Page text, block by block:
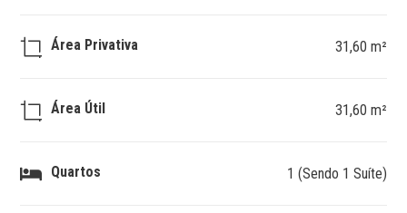
Área Privativa 31,60 m²
Área Útil 31,60 m²
Quartos 1 (Sendo 1 Suíte)